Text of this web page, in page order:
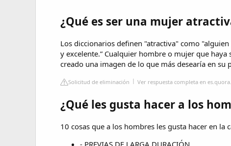
¿Qué es ser una mujer
Los diccionarios definen "atractiva" como
y excelente.” Cualquier hombre o mujer que
creado una imagen de lo que más desearía en su
Solicitud de eliminación Ver respuesta completa en
¿Qué les gusta hacer a los
10 cosas que a los hombres les gusta hacer en la
- PREVIAS DE LARGA DURACIÓN. ...